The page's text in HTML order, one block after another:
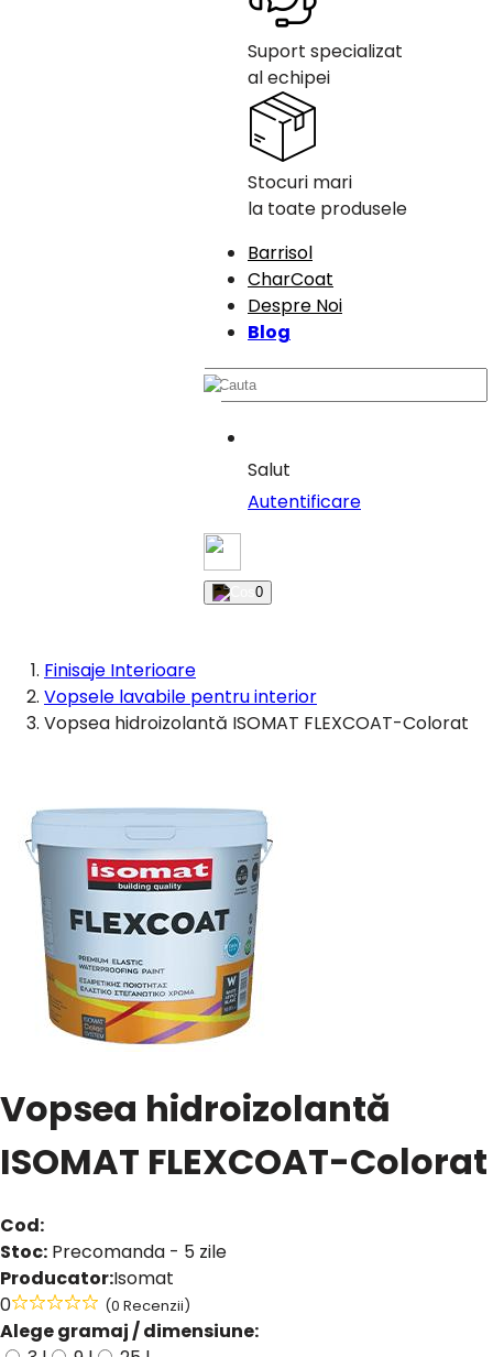
Suport specializat
al echipei
Stocuri mari
la toate produsele
Barrisol
CharCoat
Despre Noi
Blog
Salut
Autentificare
0
Finisaje Interioare
Vopsele lavabile pentru interior
Vopsea hidroizolantă ISOMAT FLEXCOAT-Colorat
Vopsea hidroizolantă
ISOMAT FLEXCOAT-Colorat
Cod:
Stoc: Precomanda - 5 zile
Producator:Isomat
0
(0 Recenzii)
Alege gramaj / dimensiune: